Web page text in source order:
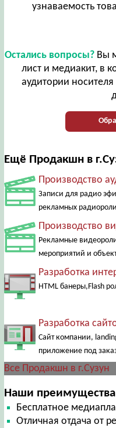
узнаваемость
Остались вопросы?Вы
лист и медиакит, в
аудитории
Ещё Продакшн в
Производство
Записи для радио
рекламных
Производство
Рекламные
мероприятий и
Разработка
HTML банеры,Flash
Разработка
Сайт компании,
приложение под
Все Продакшн в г.Сузун
Наши преимущества
Бесплатное
Отличная отдача от